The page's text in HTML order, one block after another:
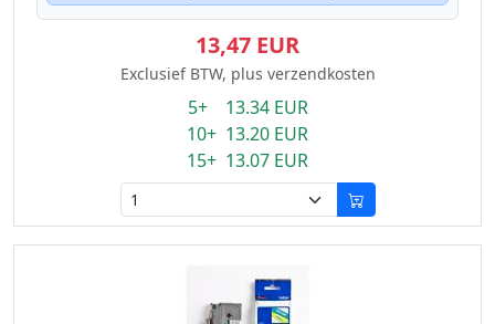
13,47 EUR
Exclusief BTW, plus verzendkosten
5+ 13.34 EUR
10+ 13.20 EUR
15+ 13.07 EUR